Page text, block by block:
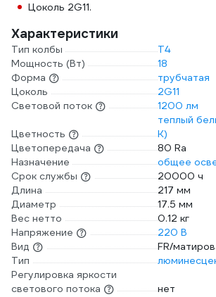
Цоколь 2G11.
Характеристики
Тип колбы
T4
Мощность (Вт)
18
Форма
трубчатая
Цоколь
2G11
Световой поток
1200 лм
Цветность
теплый
К)
Цветопередача
80 Ra
Назначение
общее
Срок службы
20000 ч
Длина
217 мм
Диаметр
17.5 мм
Вес нетто
0.12 кг
Напряжение
220 В
Вид
FR/
Тип
Регулировка яркости
светового потока
нет